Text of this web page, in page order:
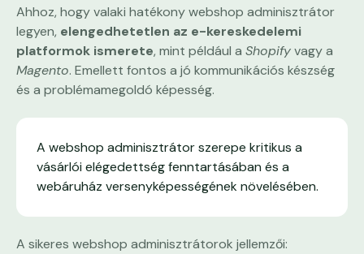
Ahhoz, hogy valaki hatékony webshop adminisztrátor
legyen, elengedhetetlen az e-kereskedelemi
platformok ismerete, mint például a Shopifyvagy a
Magento. Emellett fontos a jó kommunikációs készség
és a problémamegoldó képesség.
A webshop adminisztrátor szerepe kritikus a
vásárlói elégedettség fenntartásában és a
webáruház versenyképességének növelésében.
A sikeres webshop adminisztrátorok jellemzői: